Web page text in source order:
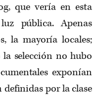
que vería en esta
pública. Apenas
la mayoría locales;
selección no hubo
exponían
por la clase